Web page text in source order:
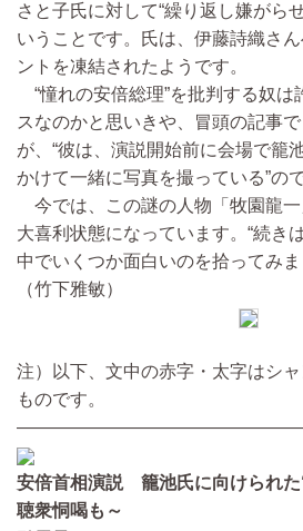
さと子氏に対して“繰り返し嫌がら
いうことです。氏は、伊藤詩織さ
ントを凍結されたようです。
“憧れの安倍総理”を批判する奴は
スなのかと思いきや、冒頭の記事
が、“彼は、演説開始前に会場で籠
かけて一緒に写真を撮っている”ので
今では、この謎の人物「牧園龍一
大喜利状態になっています。“続き
中でいくつか面白いのを拾ってみま
（竹下雅敏）
注）以下、文中の赤字・太字はシ
ものです。
安倍首相演説 籠池氏に向けられ
聴衆恫喝も～